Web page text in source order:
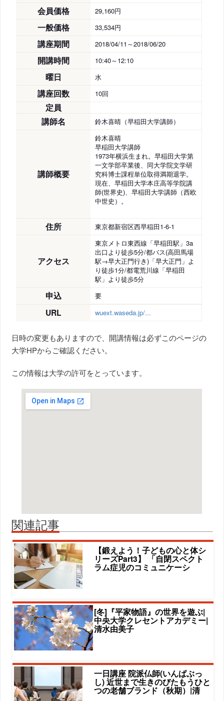
会員価格 29,160円
一般価格 33,534円
講座期間 2018/04/11～2018/06/20
開講時間 10:40～12:10
曜日 水
講座回数 10回
定員
講師名
鈴木喜晴（早稲田大学講師）
講師概要
鈴木喜晴
早稲田大学講師
1973年横浜生まれ。早稲田大学第
一文学部卒業後、同大学院文学研
究科博士課程単位取得満期退学。
現在、早稲田大学本庄高等学院講
師(世界史)、早稲田大学講師（西欧
中世史）。
住所 東京都新宿区西早稲田1-6-1
アクセス
東京メトロ東西線「早稲田駅」3a
出口より徒歩5分/都バス(高田馬場
駅→早大正門行き)「早大正門」よ
り徒歩1分/都電荒川線「早稲田
駅」より徒歩5分
申込 要
URL wuext.waseda.jp/...
日時の変更もありますので、開講情報は必ずこのページの
大学HPからご確認ください。
この情報は大学の許可をとっています。
関連記事
【鍛えよう！子どもの心と体シ
リーズPart3】 「自閉スペクト
ラム症児のコミュニケーシ
[冬]『平家物語』の世界を遊ぶ|
中央大学クレセントアカデミー|
清水由美子
一日講座 院派仏師(いんぱぶっ
し) 近世まで生きのびたもうひと
つの老舗ブランド（秋期）|清